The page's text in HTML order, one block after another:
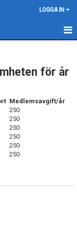
LOGGA IN
för år
Medlemsavgift/år
250
250
250
250
250
250